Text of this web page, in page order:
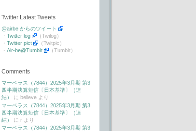
Twitter Latest Tweets
@airbe からのツイート
・ Twitter log
（Twilog）
・ Twitter pict
（Twitpic）
・ Air-be@Tumblr （Tumblr）
Comments
マーベラス（7844）2025年3月期 第3
四半期決算短信〔日本基準〕（連
結）
に believe より
マーベラス（7844）2025年3月期 第3
四半期決算短信〔日本基準〕（連
結）
に r より
マーベラス（7844）2025年3月期 第3